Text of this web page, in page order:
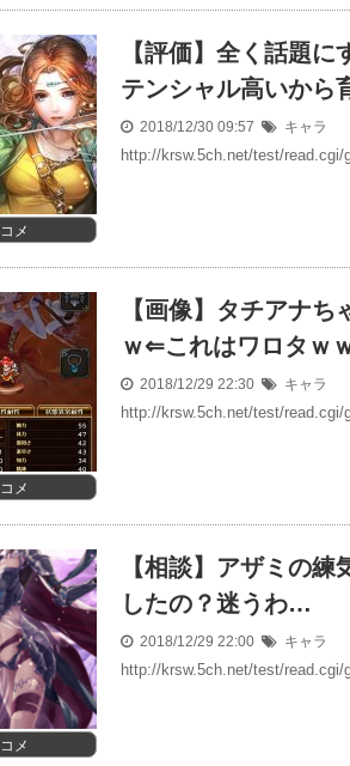
コメ
【評価】全く話題
テンシャル高いから
2018/12/30 09:57 キャラ
http://krsw.5ch.net/test/
コメ
【画像】タチアナ
ｗ⇐これはワロタｗ
2018/12/29 22:30 キャラ
http://krsw.5ch.net/test/
コメ
【相談】アザミの
したの？迷うわ…
2018/12/29 22:00 キャラ
http://krsw.5ch.net/test/